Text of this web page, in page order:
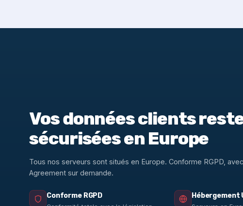
Vos données clients
sécurisées en Europe
Tous nos serveurs sont situés en Europe. Conforme RGPD,
Agreement sur demande.
Conforme RGPD Hébergement